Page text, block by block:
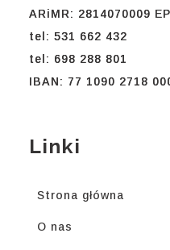
ARiMR: 2814070009
tel: 531 662 432
tel: 698 288 801
IBAN: 77 1090 2718
Linki
Strona główna
O nas